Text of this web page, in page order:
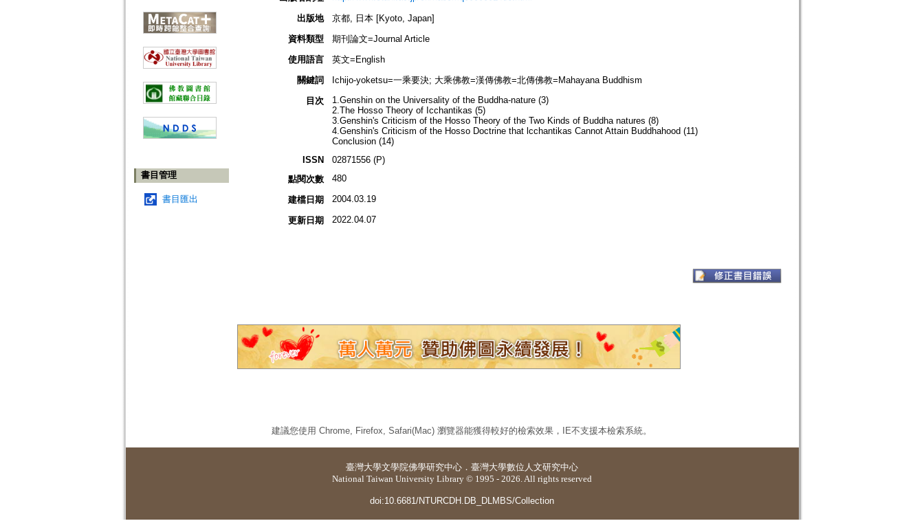
書目管理
書目匯出
出版地
京都, 日本 [Kyoto, Japan]
資料類型
期刊論文=Journal Article
使用語言
英文=English
關鍵詞
Ichijo-yoketsu=一乘要決; 大乘佛教=漢傳佛教=北傳佛教=Mahayana Buddhism
目次
1.Genshin on the Universality of the Buddha-nature (3)
2.The Hosso Theory of Icchantikas (5)
3.Genshin's Criticism of the Hosso Theory of the Two Kinds of Buddha natures (8)
4.Genshin's Criticism of the Hosso Doctrine that lcchantikas Cannot Attain Buddhahood (11)
Conclusion (14)
ISSN
02871556 (P)
點閱次數
480
建檔日期 2004.03.19
更新日期 2022.04.07
建議您使用 Chrome, Firefox, Safari(Mac) 瀏覽器能獲得較好的檢索效果，IE不支援本檢索系統。
臺灣大學文學院佛學研究中心 ． 臺灣大學數位人文研究中心
National Taiwan University Library © 1995 - 2026. All rights reserved
doi:10.6681/NTURCDH.DB_DLMBS/Collection